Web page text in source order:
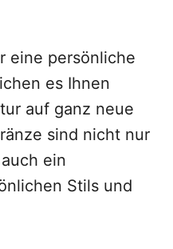
eine persönliche
es Ihnen
auf ganz neue
sind nicht nur
ein
Stils und